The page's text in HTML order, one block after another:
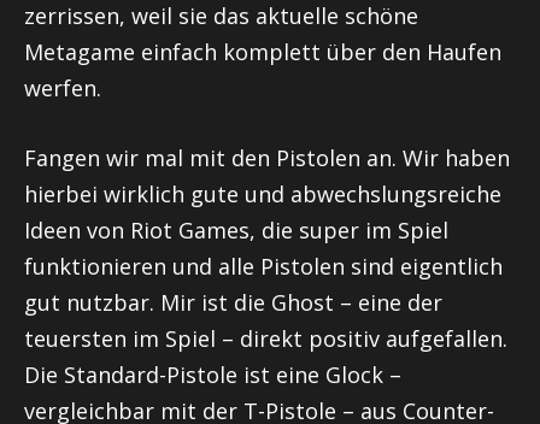
zerrissen, weil sie das aktuelle schöne
Metagame einfach komplett über den Haufen
werfen.
Fangen wir mal mit den Pistolen an. Wir haben
hierbei wirklich gute und abwechslungsreiche
Ideen von Riot Games, die super im Spiel
funktionieren und alle Pistolen sind eigentlich
gut nutzbar. Mir ist die Ghost – eine der
teuersten im Spiel – direkt positiv aufgefallen.
Die Standard-Pistole ist eine Glock –
vergleichbar mit der T-Pistole – aus Counter-